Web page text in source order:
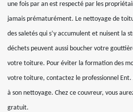
une fois par an est respecté par les
jamais prématurément. Le nettoyage de
des saletés qui s’y accumulent et nuisent la
déchets peuvent aussi boucher votre
votre toiture. Pour éviter la formation des
votre toiture, contactez le professionnel
à son nettoyage. Chez ce couvreur, vous
gratuit.